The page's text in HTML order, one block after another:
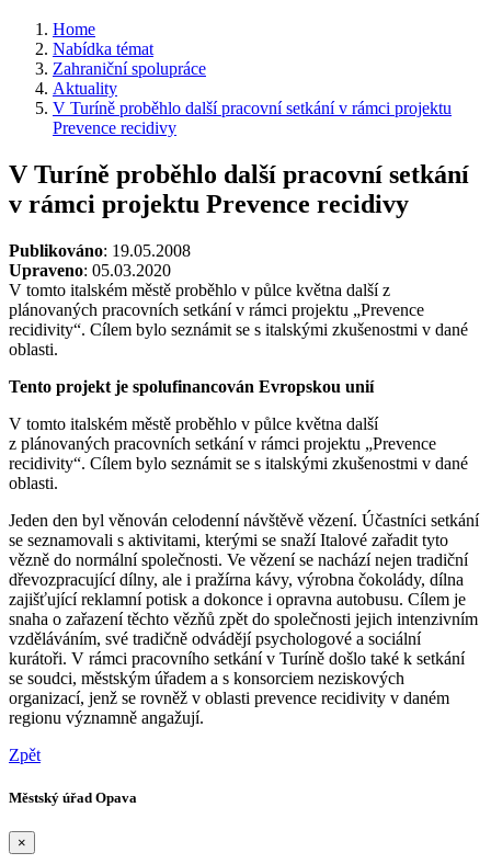
Home
Nabídka témat
Zahraniční spolupráce
Aktuality
V Turíně proběhlo další pracovní setkání v rámci projektu
Prevence recidivy
V Turíně proběhlo další pracovní setkání
v rámci projektu Prevence recidivy
Publikováno: 19.05.2008
Upraveno: 05.03.2020
V tomto italském městě proběhlo v půlce května další z
plánovaných pracovních setkání v rámci projektu „Prevence
recidivity“. Cílem bylo seznámit se s italskými zkušenostmi v dané
oblasti.
Tento projekt je spolufinancován Evropskou unií
V tomto italském městě proběhlo v půlce května další
z plánovaných pracovních setkání v rámci projektu „Prevence
recidivity“. Cílem bylo seznámit se s italskými zkušenostmi v dané
oblasti.
Jeden den byl věnován celodenní návštěvě vězení. Účastníci setkání
se seznamovali s aktivitami, kterými se snaží Italové zařadit tyto
vězně do normální společnosti. Ve vězení se nachází nejen tradiční
dřevozpracující dílny, ale i pražírna kávy, výrobna čokolády, dílna
zajišťující reklamní potisk a dokonce i opravna autobusu. Cílem je
snaha o zařazení těchto vězňů zpět do společnosti jejich intenzivním
vzděláváním, své tradičně odvádějí psychologové a sociální
kurátoři. V rámci pracovního setkání v Turíně došlo také k setkání
se soudci, městským úřadem a s konsorciem neziskových
organizací, jenž se rovněž v oblasti prevence recidivity v daném
regionu významně angažují.
Zpět
Městský úřad Opava
×